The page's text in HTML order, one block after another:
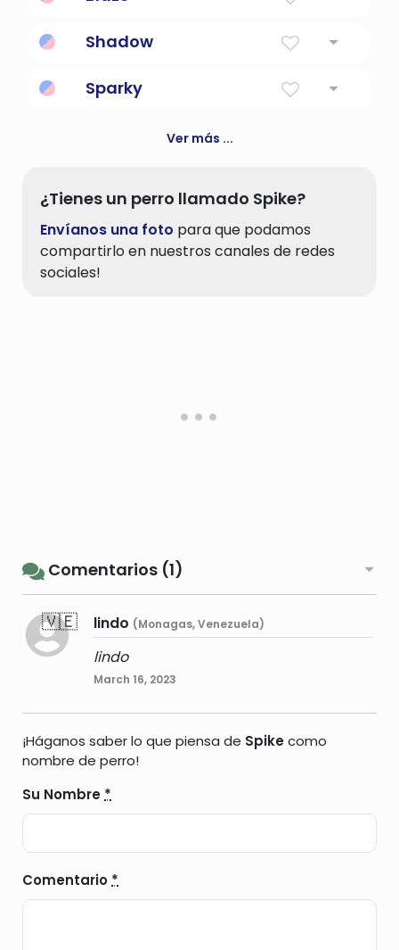
Shadow
Sparky
Ver más ...
¿Tienes un perro llamado Spike?
Envíanos una foto para que podamos
compartirlo en nuestros canales de redes
sociales!
Comentarios (1)
🇻🇪 lindo (Monagas, Venezuela)
lindo
March 16, 2023
¡Háganos saber lo que piensa de Spikecomo
nombre de perro!
Su Nombre *
Comentario *